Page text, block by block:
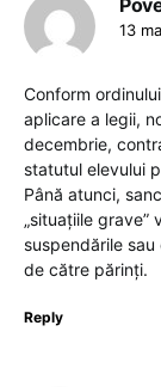
13
Conform
aplicare a legii,
decembrie,
statutul elevului
Până atunci,
„situațiile
suspendările
de către părinți.
Reply